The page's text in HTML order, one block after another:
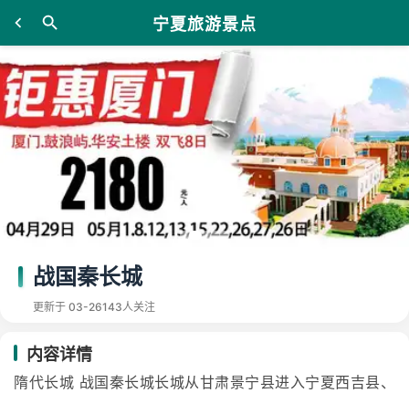
宁夏旅游景点
战国秦长城
更新于 03-26143人关注
内容详情
隋代长城 战国秦长城长城从甘肃景宁县进入宁夏西吉县、